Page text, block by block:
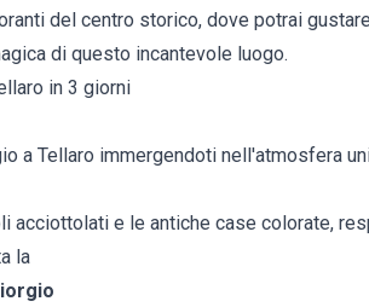
del centro storico, dove potrai
di questo incantevole luogo.
in 3 giorni
a Tellaro immergendoti nell'atmosfera
acciottolati e le antiche case colorate,
la